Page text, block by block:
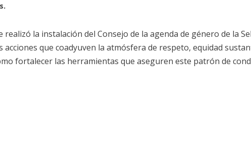
la instalación del Consejo de la agenda de género de la
acciones que coadyuven la atmósfera de respeto, equidad
fortalecer las herramientas que aseguren este patrón de